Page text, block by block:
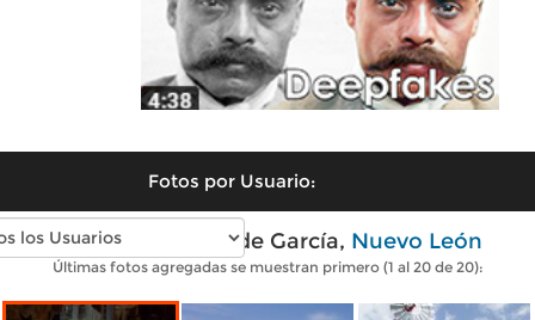
Fotos por Usuario:
Fotos modernas de García, Nuevo León
Últimas fotos agregadas se muestran primero (1 al 20 de 20):